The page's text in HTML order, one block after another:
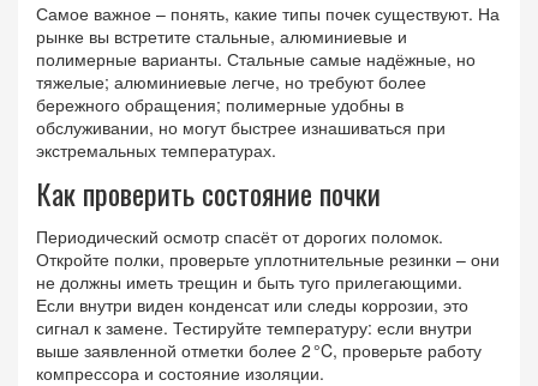
Самое важное – понять, какие типы почек существуют. На
рынке вы встретите стальные, алюминиевые и
полимерные варианты. Стальные самые надёжные, но
тяжелые; алюминиевые легче, но требуют более
бережного обращения; полимерные удобны в
обслуживании, но могут быстрее изнашиваться при
экстремальных температурах.
Как проверить состояние почки
Периодический осмотр спасёт от дорогих поломок.
Откройте полки, проверьте уплотнительные резинки – они
не должны иметь трещин и быть туго прилегающими.
Если внутри виден конденсат или следы коррозии, это
сигнал к замене. Тестируйте температуру: если внутри
выше заявленной отметки более 2 °C, проверьте работу
компрессора и состояние изоляции.